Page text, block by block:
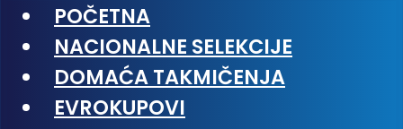
POČETNA
NACIONALNE SELEKCIJE
DOMAĆA TAKMIČENJA
EVROKUPOVI